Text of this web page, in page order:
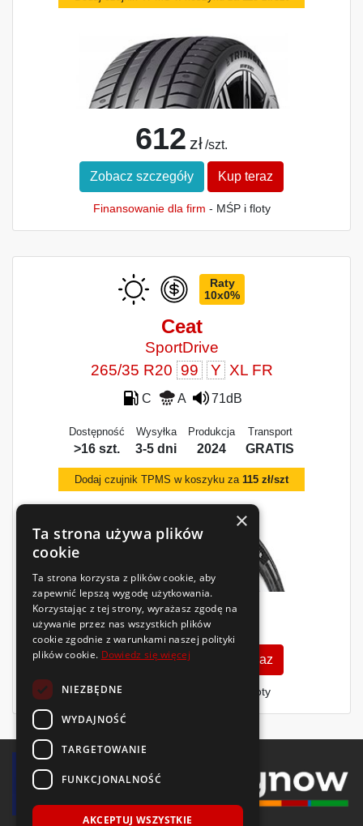
612 zł /szt.
Zobacz szczegóły Kup teraz
Finansowanie dla firm - MŚP i floty
Raty
10x0%
Ceat
SportDrive
265/35 R20 99 Y XL FR
C A 71dB
Dostępność
>16 szt.
Wysyłka
3-5 dni
Produkcja
2024
Transport
GRATIS
Dodaj czujnik TPMS w koszyku za 115 zł/szt
621 zł/szt.
Zobacz szczegóły Kup teraz
Finansowanie dla firm - MŚP i floty
×
Ta strona używa plików
cookie
Ta strona korzysta z plików cookie, aby
zapewnić lepszą wygodę użytkowania.
Korzystając z tej strony, wyrażasz zgodę na
używanie przez nas wszystkich plików
cookie zgodnie z warunkami naszej polityki
plików cookie. Dowiedz się więcej
NIEZBĘDNE
WYDAJNOŚĆ
TARGETOWANIE
FUNKCJONALNOŚĆ
AKCEPTUJ WSZYSTKIE